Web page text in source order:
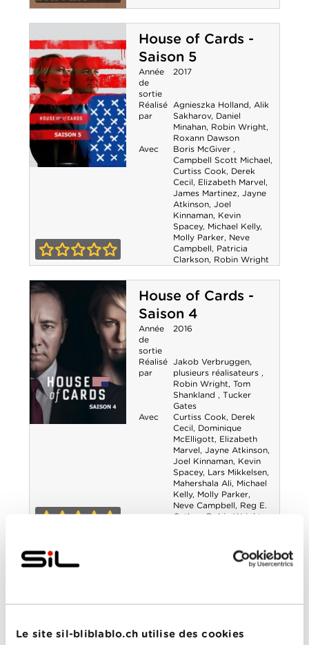
Le site sil-bliblablo.ch utilise des cookies
Baby Driver
House of Cards -
Saison 5
Année
de
sortie
2017
Réalisé
par
Agnieszka Holland, Alik
Sakharov, Daniel
Minahan, Robin Wright,
Roxann Dawson
Avec
Boris McGiver ,
Campbell Scott Michael,
Curtiss Cook, Derek
Cecil, Elizabeth Marvel,
James Martinez, Jayne
Atkinson, Joel
Kinnaman, Kevin
Spacey, Michael Kelly,
Molly Parker, Neve
Campbell, Patricia
Clarkson, Robin Wright
House of Cards -
Saison 4
Année
de
sortie
2016
Réalisé
par
Jakob Verbruggen,
plusieurs réalisateurs ,
Robin Wright, Tom
Shankland , Tucker
Gates
Avec
Curtiss Cook, Derek
Cecil, Dominique
McElligott, Elizabeth
Marvel, Jayne Atkinson,
Joel Kinnaman, Kevin
Spacey, Lars Mikkelsen,
Mahershala Ali, Michael
Kelly, Molly Parker,
Neve Campbell, Reg E.
Cathey
Robin Wright
Avec Alex Pettyfer,Colin